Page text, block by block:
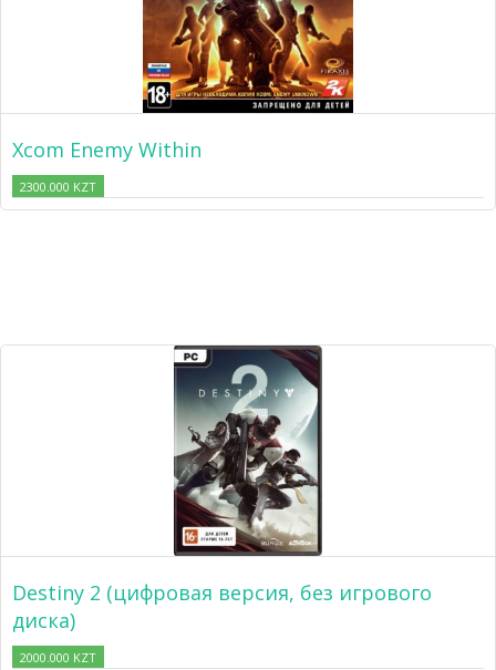
Xcom Enemy Within
2300.000 KZT
Destiny 2 (цифровая версия, без игрового
диска)
2000.000 KZT